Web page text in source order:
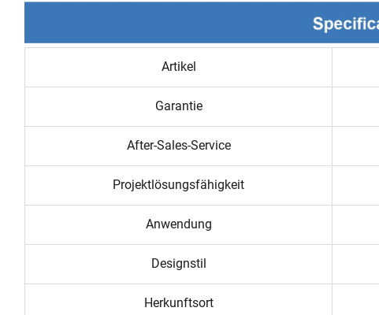
Artikel
Garantie
After-Sales-Service
Projektlösungsfähigkeit
Anwendung
Designstil
Herkunftsort